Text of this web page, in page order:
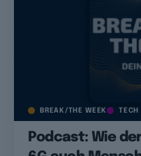
BREAK/THE WEEK TECH
Podcast: Wie